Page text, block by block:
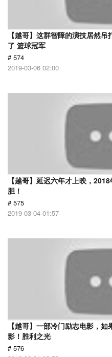
【越哥】这群智障的演技居然
了 篮球冠军
# 574
2019-03-06 02:00
【越哥】延迟六年才上映，
胆！
# 575
2019-03-04 01:57
【越哥】一部冷门励志电影，
影！胜利之光
# 576